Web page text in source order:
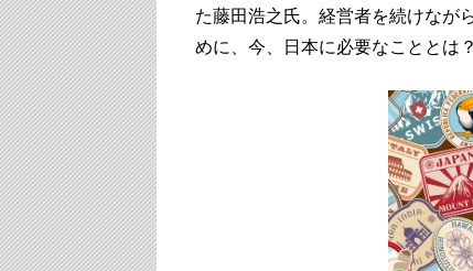
た藤田浩之氏。経営者を続けなが
めに、今、日本に必要なこととは？